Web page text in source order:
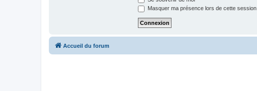
Masquer ma présence lors de cette session
Accueil du forum